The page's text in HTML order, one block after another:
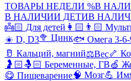
ТОВАРЫ НЕДЕЛИ %В
В НАЛИЧИИ ДЕТИВ
👼🏻 Для детей 👩🏻👨🏻
☀️ D, D3🥦 Цинк🐟 Омега 3-6-
🥛 Кальций, магний⚖️Вес🦴
🤰🏻🤱🏻 Беременные, ГВ🍏
😋 Пищеварение🧠 Мозг💪